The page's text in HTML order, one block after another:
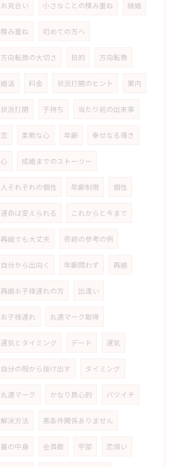
お見合い 小さなことの積み重ね 結婚
積み重ね 初めての方へ
方向転換の大切さ 目的 方向転換
婚活 料金 状況打開のヒント 案内
状況打開 子持ち 当たり前の出来事
恋 柔軟な心 年齢 幸せなる導き
心 成婚までのストーリー
人それぞれの個性 年齢制限 個性
運命は変えられる これからと今まで
再婚でも大丈夫 奇跡の参考の例
自分から出向く 年齢問わず 再婚
再婚お子様連れの方 出逢い
お子様連れ 丸適マーク取得
運気とタイミング デート 運気
自分の殻から抜け出す タイミング
丸適マーク かなり良心的 バツイチ
解決方法 悪条件関係ありません
蓋の中身 会員数 宇部 恋煩い